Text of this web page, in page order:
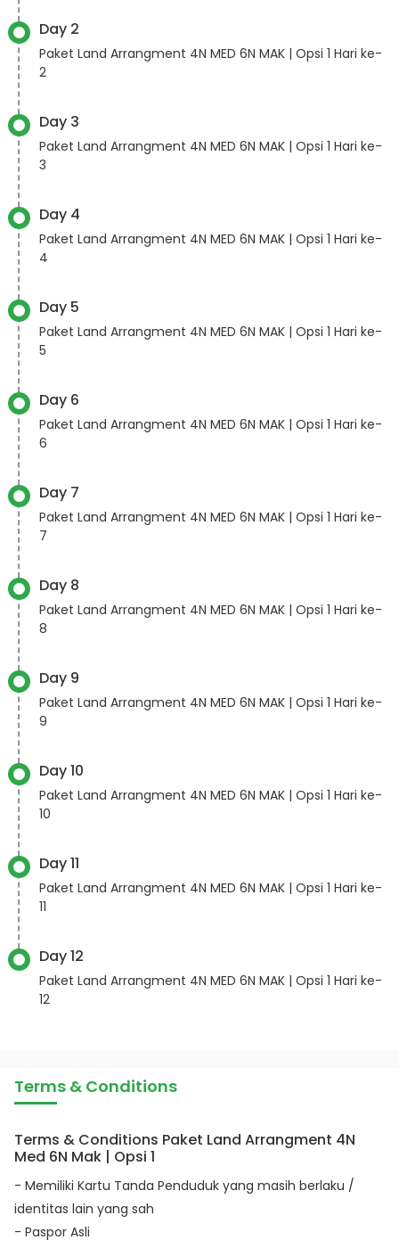
Day 2
Paket Land Arrangment 4N MED 6N MAK | Opsi 1 Hari ke-
2
Day 3
Paket Land Arrangment 4N MED 6N MAK | Opsi 1 Hari ke-
3
Day 4
Paket Land Arrangment 4N MED 6N MAK | Opsi 1 Hari ke-
4
Day 5
Paket Land Arrangment 4N MED 6N MAK | Opsi 1 Hari ke-
5
Day 6
Paket Land Arrangment 4N MED 6N MAK | Opsi 1 Hari ke-
6
Day 7
Paket Land Arrangment 4N MED 6N MAK | Opsi 1 Hari ke-
7
Day 8
Paket Land Arrangment 4N MED 6N MAK | Opsi 1 Hari ke-
8
Day 9
Paket Land Arrangment 4N MED 6N MAK | Opsi 1 Hari ke-
9
Day 10
Paket Land Arrangment 4N MED 6N MAK | Opsi 1 Hari ke-
10
Day 11
Paket Land Arrangment 4N MED 6N MAK | Opsi 1 Hari ke-
11
Day 12
Paket Land Arrangment 4N MED 6N MAK | Opsi 1 Hari ke-
12
Terms & Conditions
Terms & Conditions Paket Land Arrangment 4N
Med 6N Mak | Opsi 1
- Memiliki Kartu Tanda Penduduk yang masih berlaku /
identitas lain yang sah
- Paspor Asli